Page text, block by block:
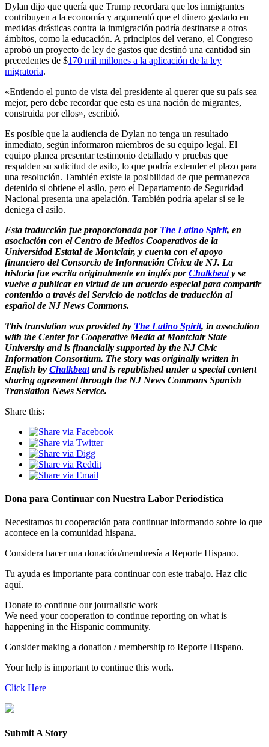
Dylan dijo que quería que Trump recordara que los inmigrantes
contribuyen a la economía y argumentó que el dinero gastado en
medidas drásticas contra la inmigración podría destinarse a otros
ámbitos, como la educación. A principios del verano, el Congreso
aprobó un proyecto de ley de gastos que destinó una cantidad sin
precedentes de $170 mil millones a la aplicación de la ley
migratoria.
«Entiendo el punto de vista del presidente al querer que su país sea
mejor, pero debe recordar que esta es una nación de migrantes,
construida por ellos», escribió.
Es posible que la audiencia de Dylan no tenga un resultado
inmediato, según informaron miembros de su equipo legal. El
equipo planea presentar testimonio detallado y pruebas que
respalden su solicitud de asilo, lo que podría extender el plazo para
una resolución. También existe la posibilidad de que permanezca
detenido si obtiene el asilo, pero el Departamento de Seguridad
Nacional presenta una apelación. También podría apelar si se le
deniega el asilo.
Esta traducción fue proporcionada por The Latino Spirit, en
asociación con el Centro de Medios Cooperativos de la
Universidad Estatal de Montclair, y cuenta con el apoyo
financiero del Consorcio de Información Cívica de NJ. La
historia fue escrita originalmente en inglés porChalkbeaty se
vuelve a publicar en virtud de un acuerdo especial para compartir
contenido a través del Servicio de noticias de traducción al
español de NJ News Commons.
This translation was provided by The Latino Spirit, in association
with the Center for Cooperative Media at Montclair State
University and is financially supported by the NJ Civic
Information Consortium. The story was originally written in
English by Chalkbeatand is republished under a special content
sharing agreement through the NJ News Commons Spanish
Translation News Service.
Share this:
Dona para Continuar con Nuestra Labor Periodística
Necesitamos tu cooperación para continuar informando sobre lo que
acontece en la comunidad hispana.
Considera hacer una donación/membresía a Reporte Hispano.
Tu ayuda es importante para continuar con este trabajo. Haz clic
aquí.
Donate to continue our journalistic work
We need your cooperation to continue reporting on what is
happening in the Hispanic community.
Consider making a donation / membership to Reporte Hispano.
Your help is important to continue this work.
Click Here
Submit A Story